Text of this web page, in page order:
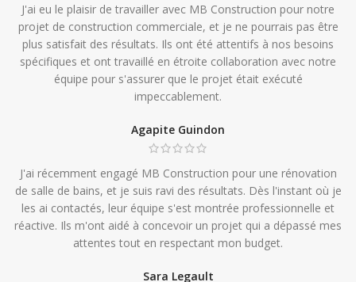
J'ai eu le plaisir de travailler avec MB Construction pour notre
projet de construction commerciale, et je ne pourrais pas être
plus satisfait des résultats. Ils ont été attentifs à nos besoins
spécifiques et ont travaillé en étroite collaboration avec notre
équipe pour s'assurer que le projet était exécuté
impeccablement.
Agapite Guindon
J'ai récemment engagé MB Construction pour une rénovation
de salle de bains, et je suis ravi des résultats. Dès l'instant où je
les ai contactés, leur équipe s'est montrée professionnelle et
réactive. Ils m'ont aidé à concevoir un projet qui a dépassé mes
attentes tout en respectant mon budget.
Sara Legault